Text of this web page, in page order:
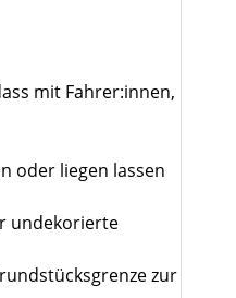
mit Fahrer:innen,
oder liegen lassen
undekorierte
zur